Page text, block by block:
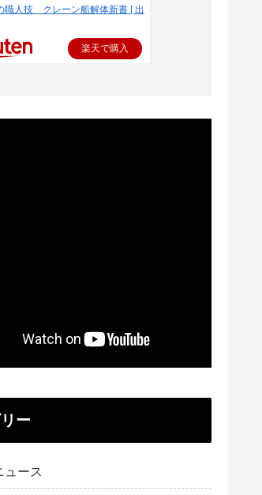
職人技 クレーン船解体新書 [ 出
楽天で購入
ー
ュース